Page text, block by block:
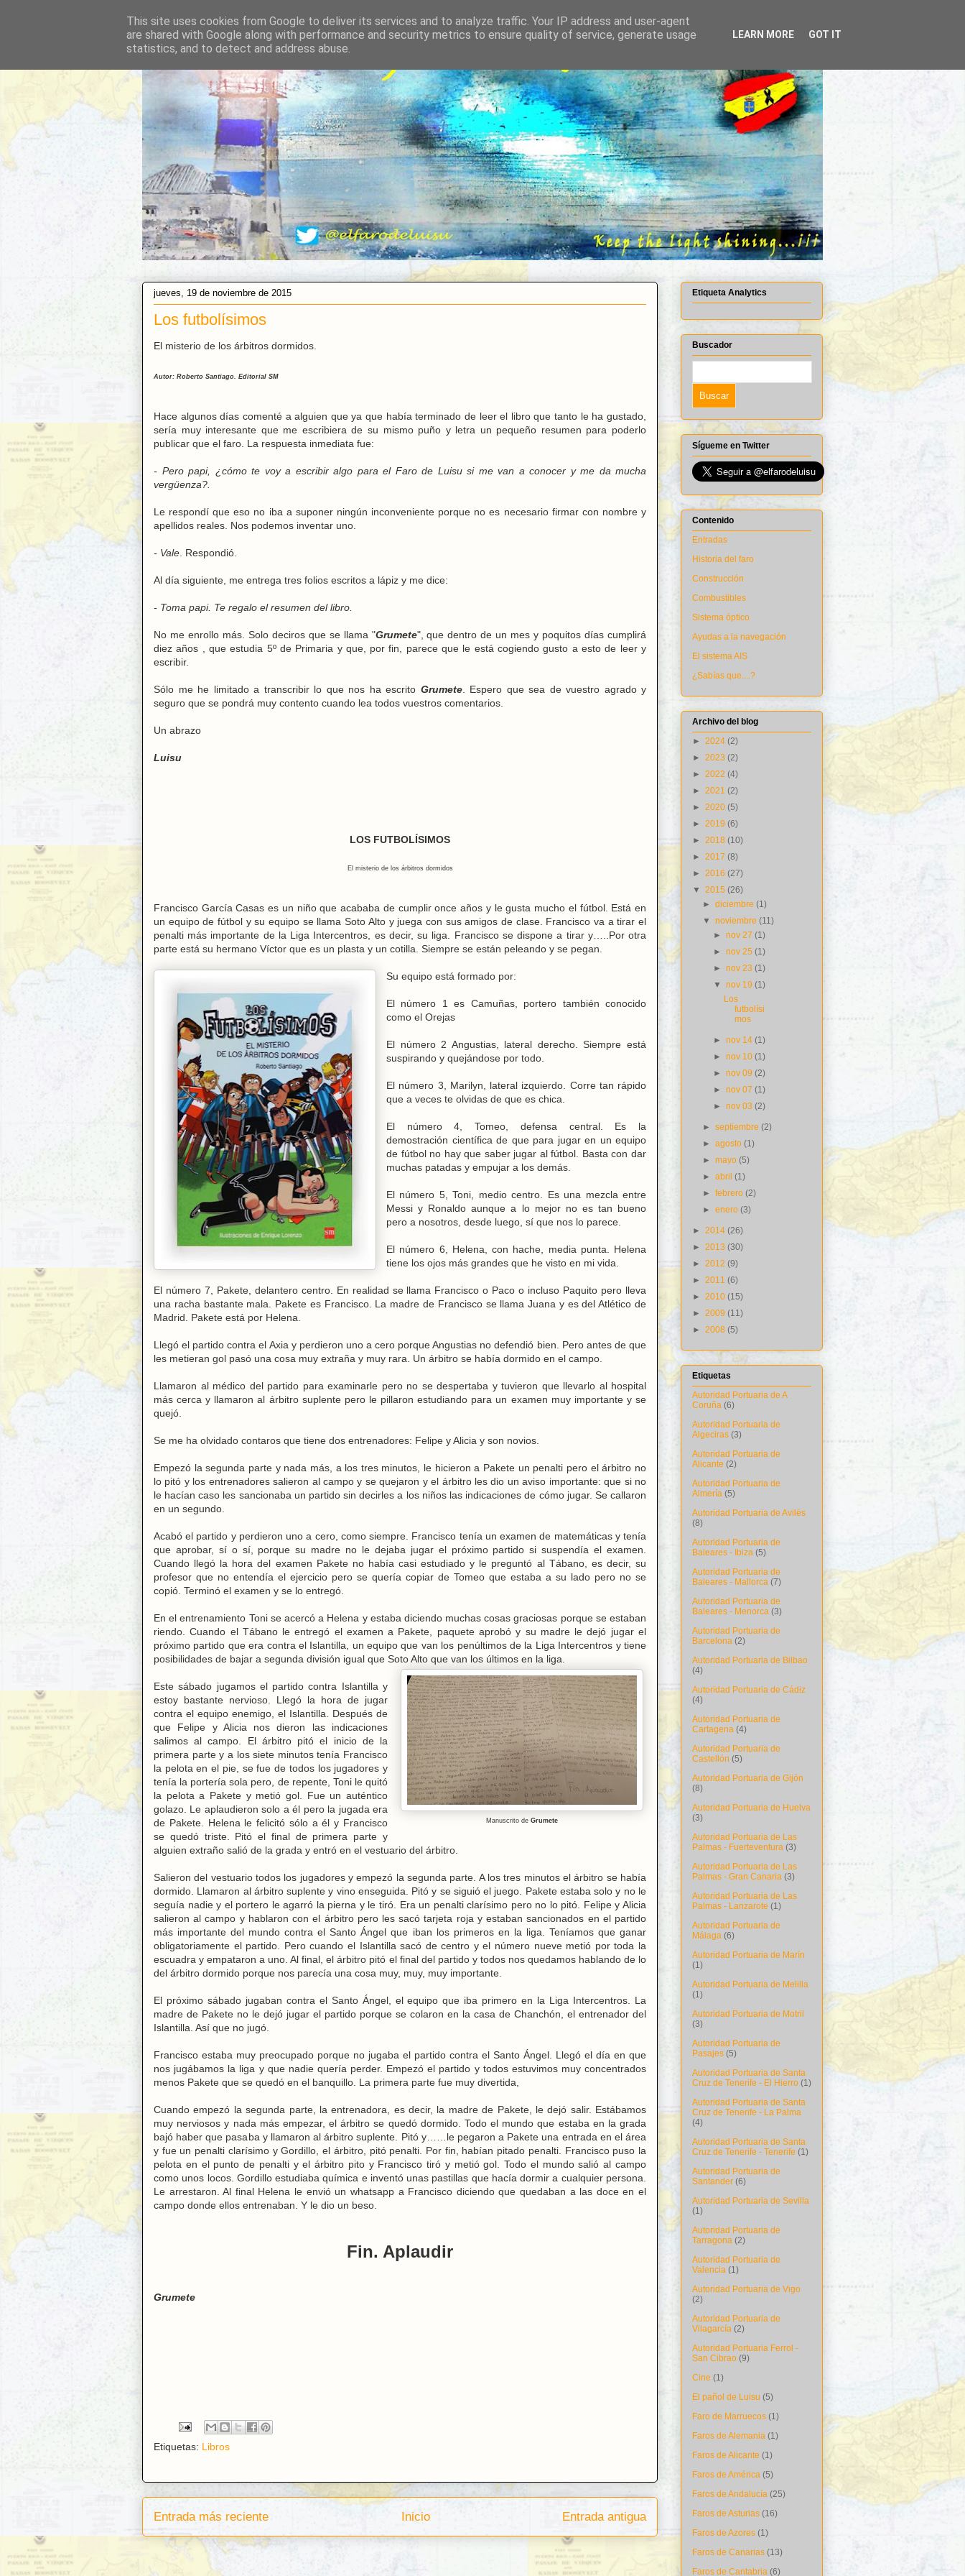
jueves, 19 de noviembre de 2015
Los futbolísimos
El misterio de los árbitros dormidos.
Autor: Roberto Santiago. Editorial SM
Hace algunos días comenté a alguien que ya que había terminado de leer el libro que tanto le ha gustado,
sería muy interesante que me escribiera de su mismo puño y letra un pequeño resumen para poderlo
publicar que el faro. La respuesta inmediata fue:
- Pero papi, ¿cómo te voy a escribir algo para el Faro de Luisu si me van a conocer y me da mucha
vergüenza?.
Le respondí que eso no iba a suponer ningún inconveniente porque no es necesario firmar con nombre y
apellidos reales. Nos podemos inventar uno.
- Vale . Respondió.
Al día siguiente, me entrega tres folios escritos a lápiz y me dice:
- Toma papi. Te regalo el resumen del libro.
No me enrollo más. Solo deciros que se llama "Grumete", que dentro de un mes y poquitos días cumplirá
diez años , que estudia 5º de Primaria y que, por fin, parece que le está cogiendo gusto a esto de leer y
escribir.
Sólo me he limitado a transcribir lo que nos ha escrito Grumete. Espero que sea de vuestro agrado y
seguro que se pondrá muy contento cuando lea todos vuestros comentarios.
Un abrazo
Luisu
LOS FUTBOLÍSIMOS
El misterio de los árbitros dormidos
Francisco García Casas es un niño que acababa de cumplir once años y le gusta mucho el fútbol. Está en
un equipo de fútbol y su equipo se llama Soto Alto y juega con sus amigos de clase. Francisco va a tirar el
penalti más importante de la Liga Intercentros, es decir, su liga. Francisco se dispone a tirar y…..Por otra
parte está su hermano Víctor que es un plasta y un cotilla. Siempre se están peleando y se pegan.
Su equipo está formado por:
El número 1 es Camuñas, portero también conocido
como el Orejas
El número 2 Angustias, lateral derecho. Siempre está
suspirando y quejándose por todo.
El número 3, Marilyn, lateral izquierdo. Corre tan rápido
que a veces te olvidas de que es chica.
El número 4, Tomeo, defensa central. Es la
demostración científica de que para jugar en un equipo
de fútbol no hay que saber jugar al fútbol. Basta con dar
muchas patadas y empujar a los demás.
El número 5, Toni, medio centro. Es una mezcla entre
Messi y Ronaldo aunque a lo mejor no es tan bueno
pero a nosotros, desde luego, sí que nos lo parece.
El número 6, Helena, con hache, media punta. Helena
tiene los ojos más grandes que he visto en mi vida.
El número 7, Pakete, delantero centro. En realidad se llama Francisco o Paco o incluso Paquito pero lleva
una racha bastante mala. Pakete es Francisco. La madre de Francisco se llama Juana y es del Atlético de
Madrid. Pakete está por Helena.
Llegó el partido contra el Axia y perdieron uno a cero porque Angustias no defendió bien. Pero antes de que
les metieran gol pasó una cosa muy extraña y muy rara. Un árbitro se había dormido en el campo.
Llamaron al médico del partido para examinarle pero no se despertaba y tuvieron que llevarlo al hospital
más cerca y llamaron al árbitro suplente pero le pillaron estudiando para un examen muy importante y se
quejó.
Se me ha olvidado contaros que tiene dos entrenadores: Felipe y Alicia y son novios.
Empezó la segunda parte y nada más, a los tres minutos, le hicieron a Pakete un penalti pero el árbitro no
lo pitó y los entrenadores salieron al campo y se quejaron y el árbitro les dio un aviso importante: que si no
le hacían caso les sancionaba un partido sin decirles a los niños las indicaciones de cómo jugar. Se callaron
en un segundo.
Acabó el partido y perdieron uno a cero, como siempre. Francisco tenía un examen de matemáticas y tenía
que aprobar, sí o sí, porque su madre no le dejaba jugar el próximo partido si suspendía el examen.
Cuando llegó la hora del examen Pakete no había casi estudiado y le preguntó al Tábano, es decir, su
profesor que no entendía el ejercicio pero se quería copiar de Tomeo que estaba a su lado pero no se
copió. Terminó el examen y se lo entregó.
En el entrenamiento Toni se acercó a Helena y estaba diciendo muchas cosas graciosas porque se estaban
riendo. Cuando el Tábano le entregó el examen a Pakete, paquete aprobó y su madre le dejó jugar el
próximo partido que era contra el Islantilla, un equipo que van los penúltimos de la Liga Intercentros y tiene
posibilidades de bajar a segunda división igual que Soto Alto que van los últimos en la liga.
Manuscrito de Grumete
Este sábado jugamos el partido contra Islantilla y
estoy bastante nervioso. Llegó la hora de jugar
contra el equipo enemigo, el Islantilla. Después de
que Felipe y Alicia nos dieron las indicaciones
salimos al campo. El árbitro pitó el inicio de la
primera parte y a los siete minutos tenía Francisco
la pelota en el pie, se fue de todos los jugadores y
tenía la portería sola pero, de repente, Toni le quitó
la pelota a Pakete y metió gol. Fue un auténtico
golazo. Le aplaudieron solo a él pero la jugada era
de Pakete. Helena le felicitó sólo a él y Francisco
se quedó triste. Pitó el final de primera parte y
alguien extraño salió de la grada y entró en el vestuario del árbitro.
Salieron del vestuario todos los jugadores y empezó la segunda parte. A los tres minutos el árbitro se había
dormido. Llamaron al árbitro suplente y vino enseguida. Pitó y se siguió el juego. Pakete estaba solo y no le
seguía nadie y el portero le agarró la pierna y le tiró. Era un penalti clarísimo pero no lo pitó. Felipe y Alicia
salieron al campo y hablaron con el árbitro pero les sacó tarjeta roja y estaban sancionados en el partido
más importante del mundo contra el Santo Ángel que iban los primeros en la liga. Teníamos que ganar
obligatoriamente el partido. Pero cuando el Islantilla sacó de centro y el número nueve metió por toda la
escuadra y empataron a uno. Al final, el árbitro pitó el final del partido y todos nos quedamos hablando de lo
del árbitro dormido porque nos parecía una cosa muy, muy, muy importante.
El próximo sábado jugaban contra el Santo Ángel, el equipo que iba primero en la Liga Intercentros. La
madre de Pakete no le dejó jugar el partido porque se colaron en la casa de Chanchón, el entrenador del
Islantilla. Así que no jugó.
Francisco estaba muy preocupado porque no jugaba el partido contra el Santo Ángel. Llegó el día en que
nos jugábamos la liga y que nadie quería perder. Empezó el partido y todos estuvimos muy concentrados
menos Pakete que se quedó en el banquillo. La primera parte fue muy divertida,
Cuando empezó la segunda parte, la entrenadora, es decir, la madre de Pakete, le dejó salir. Estábamos
muy nerviosos y nada más empezar, el árbitro se quedó dormido. Todo el mundo que estaba en la grada
bajó haber que pasaba y llamaron al árbitro suplente. Pitó y……le pegaron a Pakete una entrada en el área
y fue un penalti clarísimo y Gordillo, el árbitro, pitó penalti. Por fin, habían pitado penalti. Francisco puso la
pelota en el punto de penalti y el árbitro pito y Francisco tiró y metió gol. Todo el mundo salió al campo
como unos locos. Gordillo estudiaba química e inventó unas pastillas que hacía dormir a cualquier persona.
Le arrestaron. Al final Helena le envió un whatsapp a Francisco diciendo que quedaban a las doce en el
campo donde ellos entrenaban. Y le dio un beso.
Fin. Aplaudir
Grumete
Etiquetas: Libros
Entrada más reciente Entrada antigua
Inicio
Etiqueta Analytics
Buscador
Sígueme en Twitter
Contenido
Entradas
Historia del faro
Construcción
Combustibles
Sistema óptico
Ayudas a la navegación
El sistema AIS
¿Sabías que....?
Archivo del blog
► 2024 (2)
► 2023 (2)
► 2022 (4)
► 2021 (2)
► 2020 (5)
► 2019 (6)
► 2018 (10)
► 2017 (8)
► 2016 (27)
▼ 2015 (26)
►diciembre(1)
▼noviembre(11)
► nov 27 (1)
► nov 25 (1)
► nov 23 (1)
▼ nov 19 (1)
Los
futbolísi
mos
► nov 14 (1)
► nov 10 (1)
► nov 09 (2)
► nov 07 (1)
► nov 03 (2)
►septiembre(2)
►agosto(1)
►mayo(5)
►abril(1)
►febrero(2)
►enero(3)
► 2014 (26)
► 2013 (30)
► 2012 (9)
► 2011 (6)
► 2010 (15)
► 2009 (11)
► 2008 (5)
Etiquetas
Autoridad Portuaria de A
Coruña (6)
Autoridad Portuaria de
Algeciras (3)
Autoridad Portuaria de
Alicante (2)
Autoridad Portuaria de
Almería (5)
Autoridad Portuaria de Avilés
(8)
Autoridad Portuaria de
Baleares - Ibiza (5)
Autoridad Portuaria de
Baleares - Mallorca (7)
Autoridad Portuaria de
Baleares - Menorca (3)
Autoridad Portuaria de
Barcelona (2)
Autoridad Portuaria de Bilbao
(4)
Autoridad Portuaria de Cádiz
(4)
Autoridad Portuaria de
Cartagena (4)
Autoridad Portuaria de
Castellón (5)
Autoridad Portuaria de Gijón
(8)
Autoridad Portuaria de Huelva
(3)
Autoridad Portuaria de Las
Palmas - Fuerteventura (3)
Autoridad Portuaria de Las
Palmas - Gran Canaria (3)
Autoridad Portuaria de Las
Palmas - Lanzarote (1)
Autoridad Portuaria de
Málaga (6)
Autoridad Portuaria de Marín
(1)
Autoridad Portuaria de Melilla
(1)
Autoridad Portuaria de Motril
(3)
Autoridad Portuaria de
Pasajes (5)
Autoridad Portuaria de Santa
Cruz de Tenerife - El Hierro (1)
Autoridad Portuaria de Santa
Cruz de Tenerife - La Palma
(4)
Autoridad Portuaria de Santa
Cruz de Tenerife - Tenerife (1)
Autoridad Portuaria de
Santander (6)
Autoridad Portuaria de Sevilla
(1)
Autoridad Portuaria de
Tarragona (2)
Autoridad Portuaria de
Valencia (1)
Autoridad Portuaria de Vigo
(2)
Autoridad Portuaria de
Vilagarcía (2)
Autoridad Portuaria Ferrol -
San Cibrao (9)
Cine (1)
El pañol de Luisu (5)
Faro de Marruecos (1)
Faros de Alemania (1)
Faros de Alicante (1)
Faros de América (5)
Faros de Andalucía (25)
Faros de Asturias (16)
Faros de Azores (1)
Faros de Canarias (13)
Faros de Cantabria (6)
This site uses cookies from Google to deliver its services and to analyze traffic. Your IP address and user-agent
are shared with Google along with performance and security metrics to ensure quality of service, generate usage
statistics, and to detect and address abuse.
LEARN MORE GOT IT